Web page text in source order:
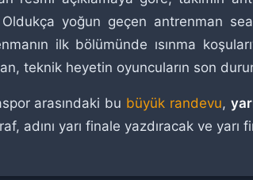
yoğun geçen antrenman
ilk bölümünde ısınma
teknik heyetin oyuncuların son
arasındaki bu büyük randevu,
adını yarı finale yazdıracak ve yarı